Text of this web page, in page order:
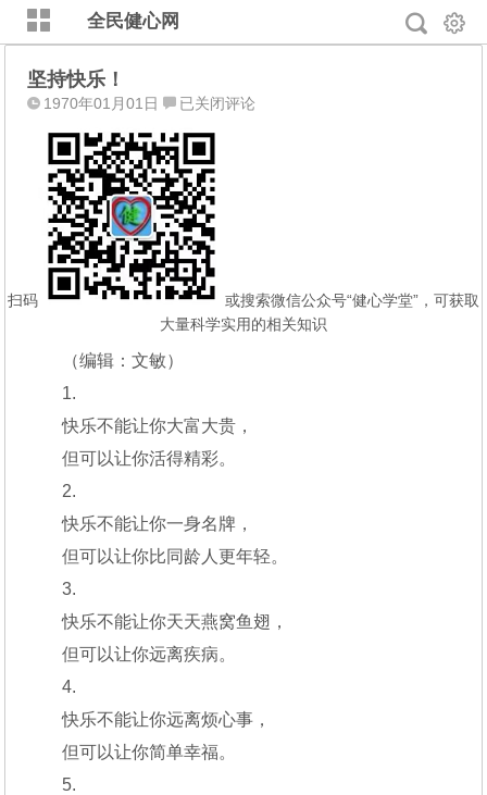
全民健心网
坚持快乐！
1970年01月01日
坚
快
乐！
已关闭评论
扫码
或搜索微信公众号“健心学堂”，可获取
大量科学实用的相关知识
（编辑：文敏）
1.
快乐不能让你大富大贵，
但可以让你活得精彩。
2.
快乐不能让你一身名牌，
但可以让你比同龄人更年轻。
3.
快乐不能让你天天燕窝鱼翅，
但可以让你远离疾病。
4.
快乐不能让你远离烦心事，
但可以让你简单幸福。
5.